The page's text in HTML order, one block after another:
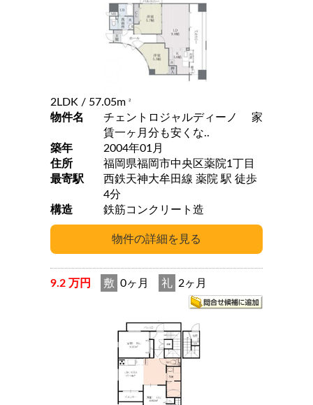
2LDK / 57.05m 2
物件名
チェントロジャルディーノ 家
賃一ヶ月分も安くな..
築年
2004年01月
住所
福岡県福岡市中央区薬院1丁目
最寄駅
西鉄天神大牟田線 薬院 駅 徒歩
4分
構造
鉄筋コンクリート造
9.2 万円 敷 0ヶ月 礼 2ヶ月